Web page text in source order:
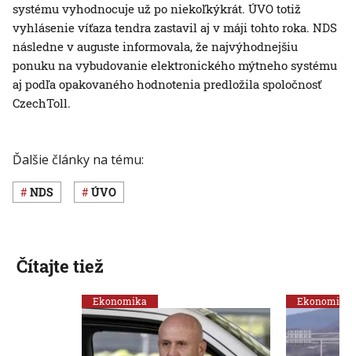
systému vyhodnocuje už po niekoľkýkrát. ÚVO totiž
vyhlásenie víťaza tendra zastavil aj v máji tohto roka. NDS
následne v auguste informovala, že najvýhodnejšiu
ponuku na vybudovanie elektronického mýtneho systému
aj podľa opakovaného hodnotenia predložila spoločnosť
CzechToll.
Ďalšie články na tému:
NDS ÚVO
Čítajte tiež
Ekonomika Ekonomika